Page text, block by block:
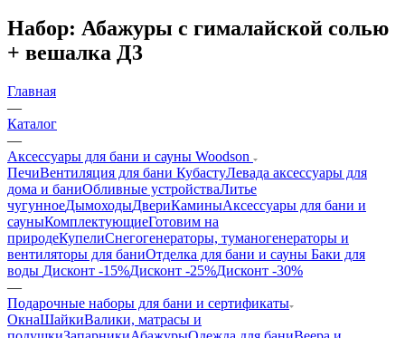
Набор: Абажуры с гималайской солью
+ вешалка Д3
Главная
—
Каталог
—
Аксессуары для бани и сауны Woodson
ПечиВентиляция для бани КубастуЛевада аксессуары для
дома и баниОбливные устройстваЛитье
чугунноеДымоходыДвериКаминыАксессуары для бани и
сауныКомплектующиеГотовим на
природеКупелиСнегогенераторы, туманогенераторы и
вентиляторы для баниОтделка для бани и сауны Баки для
воды Дисконт -15%Дисконт -25%Дисконт -30%
—
Подарочные наборы для бани и сертификаты
ОкнаШайкиВалики, матрасы и